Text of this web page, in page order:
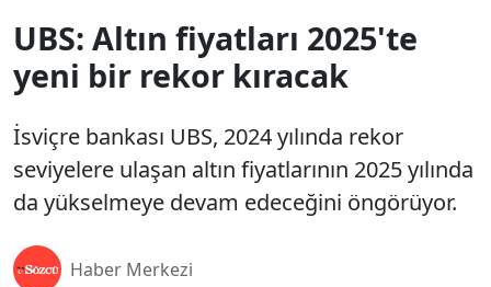
UBS: Altın fiyatları 2025'te
yeni bir rekor kıracak
İsviçre bankası UBS, 2024 yılında rekor
seviyelere ulaşan altın fiyatlarının 2025 yılında
da yükselmeye devam edeceğini öngörüyor.
Haber Merkezi